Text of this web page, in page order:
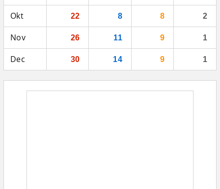
Okt 22 8 8 2
Nov 26 11 9 1
Dec 30 14 9 1